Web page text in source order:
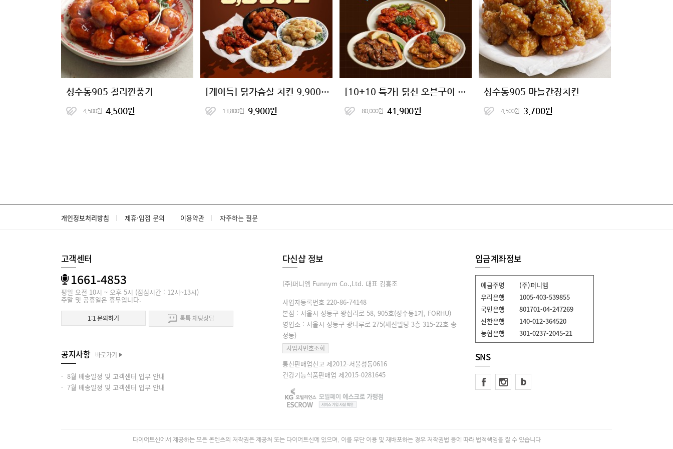
성수동905 칠리깐풍기
4,500원 4,500원
[계이득] 닭가슴살 치킨 9,900원 균일가
13,800원 9,900원
[10+10 특가] 닭신 오븐구이 닭안심살 7종 골라담기
80,000원 41,900원
성수동905 마늘간장치킨
4,500원 3,700원
개인정보처리방침 제휴·입점 문의 이용약관 자주하는 질문
고객센터
1661-4853
평일 오전 10시 ~ 오후 5시 (점심시간 : 12시~13시)
주말 및 공휴일은 휴무입니다.
1:1 문의하기 톡톡 채팅상담
공지사항 바로가기
· 8월 배송일정 및 고객센터 업무 안내
· 7월 배송일정 및 고객센터 업무 안내
다신샵 정보
(주)퍼니엠 Funnym Co.,Ltd. 대표 김흥조
사업자등록번호 220-86-74148
본점 : 서울시 성동구 왕십리로 58, 905호(성수동1가, FORHU)
영업소 : 서울시 성동구 광나루로 275(세신빌딩 3층 315-22호 송
정동)
사업자번호조회
통신판매업신고 제2012-서울성동0616
건강기능식품판매업 제2015-0281645
입금계좌정보
예금주명
(주)퍼니엠
우리은행
1005-403-539855
국민은행
801701-04-247269
신한은행
140-012-364520
농협은행
301-0237-2045-21
SNS
다이어트신에서 제공하는 모든 콘텐츠의 저작권은 제공처 또는 다이어트신에 있으며, 이를 무단 이용 및 재배포하는 경우 저작권법 등에 따라 법적책임을 질 수 있습니다